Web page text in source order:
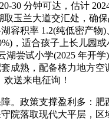
30 分钟可达，估计
取玉兰大道交汇处，确
容积率 1.2(纯低密产物
，适合孩子上长儿园或
湖尝试小学(2025 年开
成熟，配备格力地方空
送来电征询！
政策支撑盈利多：肥
院落取现代大平层，区